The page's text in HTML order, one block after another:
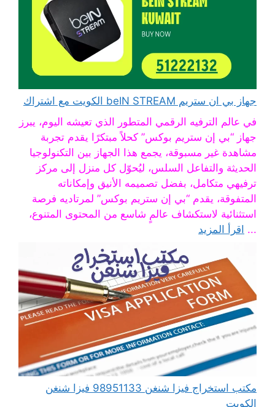
جهاز بي ان ستريم beIN STREAM الكويت مع اشتراك
في عالم الترفيه الرقمي المتطور الذي تعيشه اليوم، يبرز
جهاز “بي إن ستريم بوكس” كحلاً مبتكرًا يقدم تجربة
مشاهدة غير مسبوقة، يجمع هذا الجهاز بين التكنولوجيا
الحديثة والتفاعل السلس، ليُحوّل كل منزل إلى مركز
ترفيهي متكامل، بفضل تصميمه الأنيق وإمكاناته
المتفوقة، يقدم “بي إن ستريم بوكس” لمرتاديه فرصة
استثنائية لاستكشاف عالمٍ شاسع من المحتوى المتنوع،
... اقرأ المزيد
مكتب استخراج فيزا شنغن 98951133 فيزا شنغن
الكويت